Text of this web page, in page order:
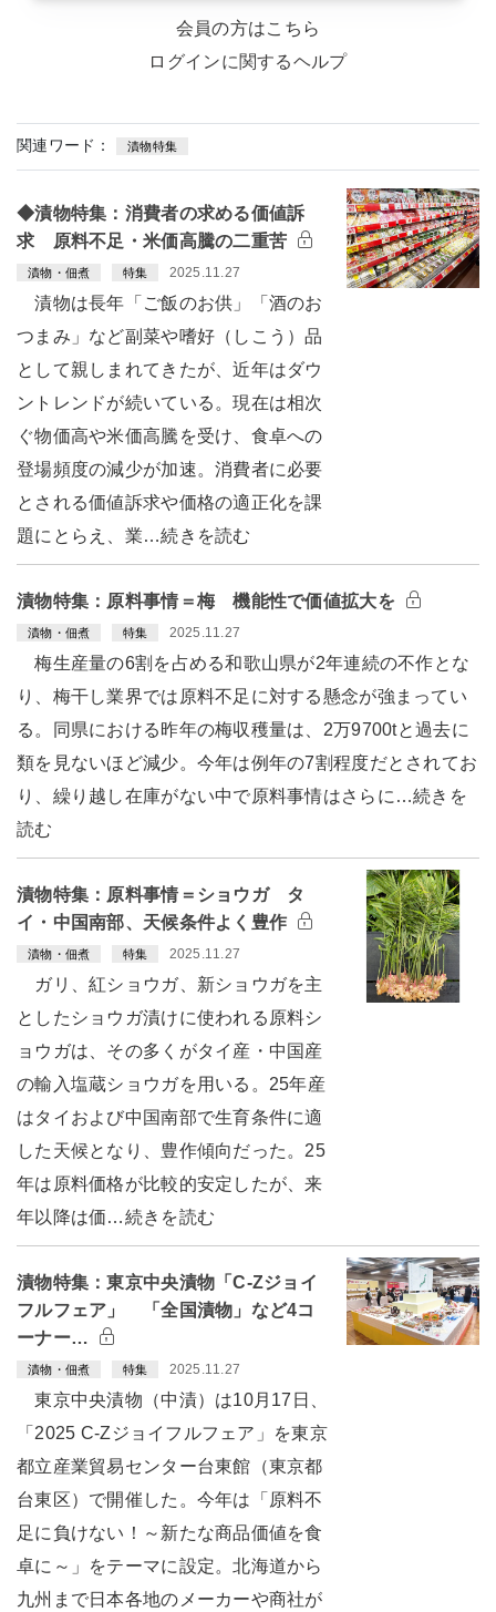
会員の方はこちら
ログインに関するヘルプ
関連ワード： 漬物特集
◆漬物特集：消費者の求める価値訴
求 原料不足・米価高騰の二重苦
漬物・佃煮 特集 2025.11.27
漬物は長年「ご飯のお供」「酒のお
つまみ」など副菜や嗜好（しこう）品
として親しまれてきたが、近年はダウ
ントレンドが続いている。現在は相次
ぐ物価高や米価高騰を受け、食卓への
登場頻度の減少が加速。消費者に必要
とされる価値訴求や価格の適正化を課
題にとらえ、業…続きを読む
漬物特集：原料事情＝梅 機能性で価値拡大を
漬物・佃煮 特集 2025.11.27
梅生産量の6割を占める和歌山県が2年連続の不作とな
り、梅干し業界では原料不足に対する懸念が強まってい
る。同県における昨年の梅収穫量は、2万9700tと過去に
類を見ないほど減少。今年は例年の7割程度だとされてお
り、繰り越し在庫がない中で原料事情はさらに…続きを
読む
漬物特集：原料事情＝ショウガ タ
イ・中国南部、天候条件よく豊作
漬物・佃煮 特集 2025.11.27
ガリ、紅ショウガ、新ショウガを主
としたショウガ漬けに使われる原料シ
ョウガは、その多くがタイ産・中国産
の輸入塩蔵ショウガを用いる。25年産
はタイおよび中国南部で生育条件に適
した天候となり、豊作傾向だった。25
年は原料価格が比較的安定したが、来
年以降は価…続きを読む
漬物特集：東京中央漬物「C-Zジョイ
フルフェア」 「全国漬物」など4コ
ーナー…
漬物・佃煮 特集 2025.11.27
東京中央漬物（中漬）は10月17日、
「2025 C-Zジョイフルフェア」を東京
都立産業貿易センター台東館（東京都
台東区）で開催した。今年は「原料不
足に負けない！～新たな商品価値を食
卓に～」をテーマに設定。北海道から
九州まで日本各地のメーカーや商社が